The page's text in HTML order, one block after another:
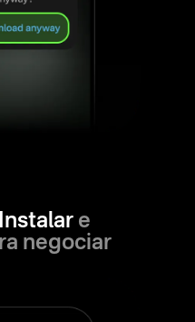
e
negociar